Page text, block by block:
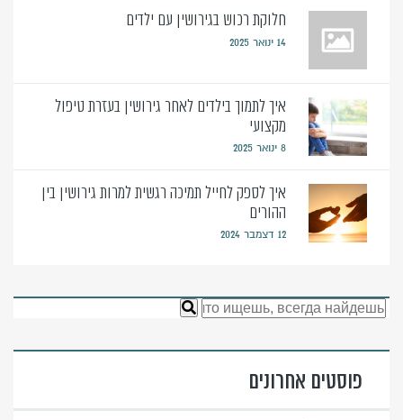
חלוקת רכוש בגירושין עם ילדים
14 ינואר 2025
איך לתמוך בילדים לאחר גירושין בעזרת טיפול
מקצועי
8 ינואר 2025
איך לספק לחייל תמיכה רגשית למרות גירושין בין
ההורים
12 דצמבר 2024
פוסטים אחרונים